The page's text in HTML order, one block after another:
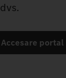
dvs.
Accesare